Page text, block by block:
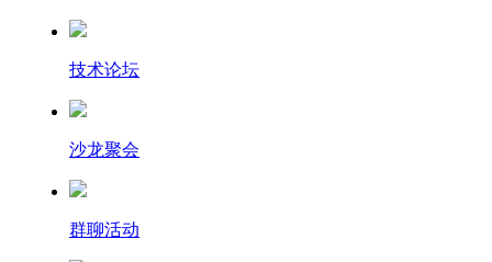
技术论坛
沙龙聚会
群聊活动